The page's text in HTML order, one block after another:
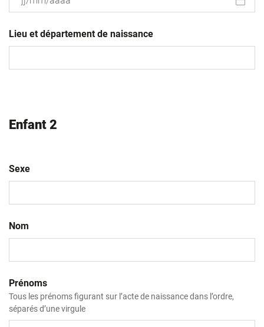
slash
MM
Lieu et département de naissance
Enfant 2
Sexe
Nom
Prénoms
Tous les prénoms figurant sur l’acte de naissance dans l’ordre,
séparés d’une virgule